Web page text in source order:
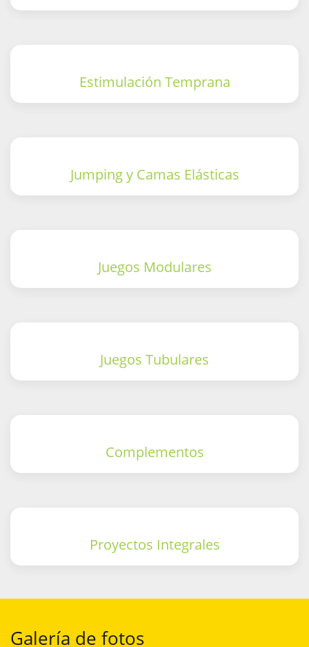
Estimulación Temprana
Jumping y Camas Elásticas
Juegos Modulares
Juegos Tubulares
Complementos
Proyectos Integrales
Galería de fotos